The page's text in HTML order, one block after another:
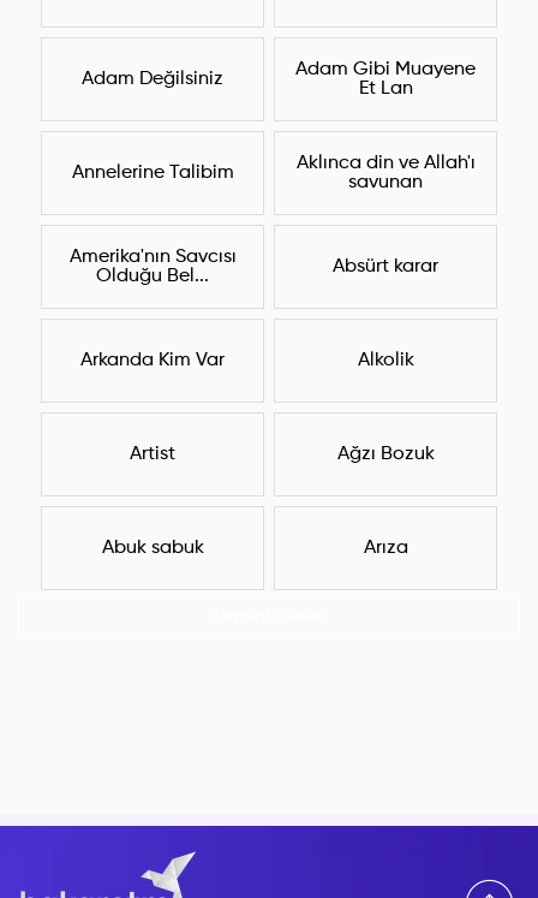
Adam Değilsiniz
Adam Gibi Muayene
Et Lan
Annelerine Talibim
Aklınca din ve Allah'ı
savunan
Amerika'nın Savcısı
Olduğu Bel...
Absürt karar
Arkanda Kim Var Alkolik
Artist Ağzı Bozuk
Abuk sabuk Arıza